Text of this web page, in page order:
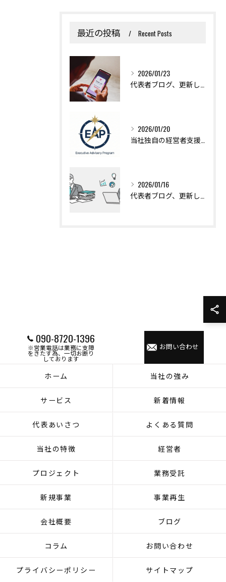
最近の投稿 Recent Posts
2026/01/23
2026/01/20
2026/01/16
090-8720-1396
※営業電話は業務に支障
をきたす為、一切お断り
しております
お問い合わせ
ホーム 当社の強み
サービス 新着情報
代表あいさつ よくある質問
当社の特徴 経営者
プロジェクト 業務受託
新規事業 事業再生
会社概要 ブログ
コラム お問い合わせ
プライバシーポリシー サイトマップ